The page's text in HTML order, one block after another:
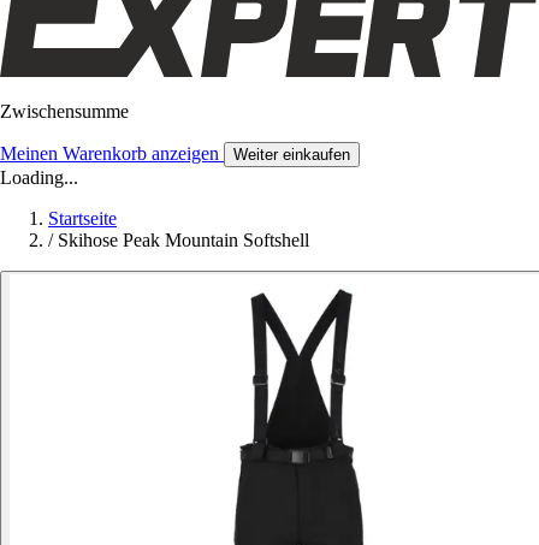
Zwischensumme
Meinen Warenkorb anzeigen Weiter einkaufen
Loading...
Startseite
/ Skihose Peak Mountain Softshell